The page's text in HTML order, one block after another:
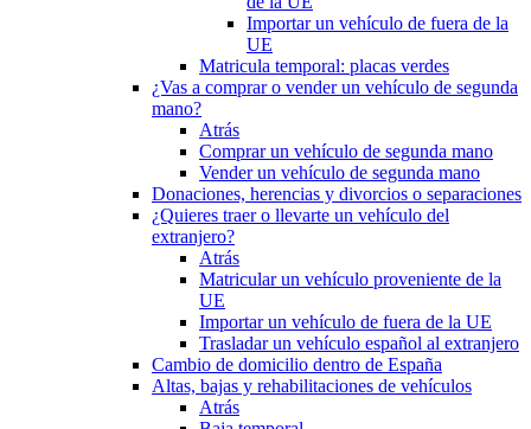
Importar un vehículo de fuera de la
UE
Matricula temporal: placas verdes
¿Vas a comprar o vender un vehículo de segunda
mano?
Atrás
Comprar un vehículo de segunda mano
Vender un vehículo de segunda mano
Donaciones, herencias y divorcios o separaciones
¿Quieres traer o llevarte un vehículo del
extranjero?
Atrás
Matricular un vehículo proveniente de la
UE
Importar un vehículo de fuera de la UE
Trasladar un vehículo español al extranjero
Cambio de domicilio dentro de España
Altas, bajas y rehabilitaciones de vehículos
Atrás